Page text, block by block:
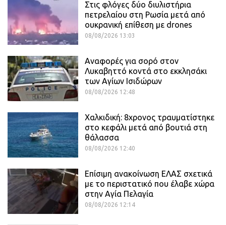
Στις φλόγες δύο διυλιστήρια
πετρελαίου στη Ρωσία μετά από
ουκρανική επίθεση με drones
08/08/2026 13:03
Αναφορές για σορό στον
Λυκαβηττό κοντά στο εκκλησάκι
των Αγίων Ισιδώρων
08/08/2026 12:48
Χαλκιδική: 8χρονος τραυματίστηκε
στο κεφάλι μετά από βουτιά στη
θάλασσα
08/08/2026 12:40
Επίσιμη ανακοίνωση ΕΛΑΣ σχετικά
με το περιστατικό που έλαβε χώρα
στην Αγία Πελαγία
08/08/2026 12:14